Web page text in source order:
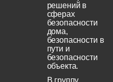
решений в
сферах
безопасности
дома,
безопасности в
пути и
безопасности
объекта.
В группу